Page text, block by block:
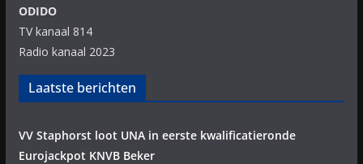
ODIDO
TV kanaal 814
Radio kanaal 2023
Laatste berichten
VV Staphorst loot UNA in eerste kwalificatieronde
Eurojackpot KNVB Beker